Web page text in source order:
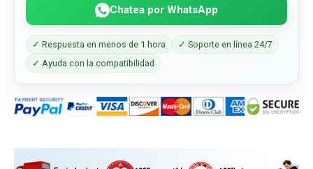
Chatea por WhatsApp
✓ Respuesta en menos de 1 hora
✓ Soporte en línea 24/7
✓ Ayuda con la compatibilidad